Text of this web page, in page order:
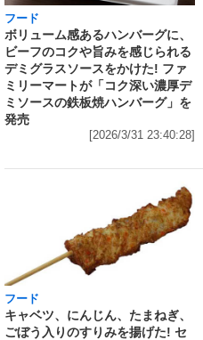
フード
ボリューム感あるハンバーグに、
ビーフのコクや旨みを感じられる
デミグラスソースをかけた! ファ
ミリーマートが「コク深い濃厚デ
ミソースの鉄板焼ハンバーグ」を
発売
[2026/3/31 23:40:28]
フード
キャベツ、にんじん、たまねぎ、
ごぼう入りのすりみを揚げた! セ